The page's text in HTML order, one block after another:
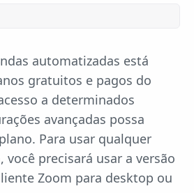
automatizadas está
gratuitos e pagos do
a determinados
avançadas possa
Para usar qualquer
você precisará usar a versão
Zoom para desktop ou